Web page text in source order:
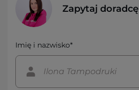
Zapytaj doradcę
Imię i nazwisko*